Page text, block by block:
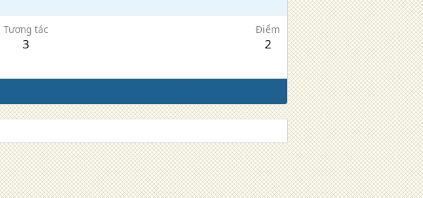
Tương tác
3
Điểm
2